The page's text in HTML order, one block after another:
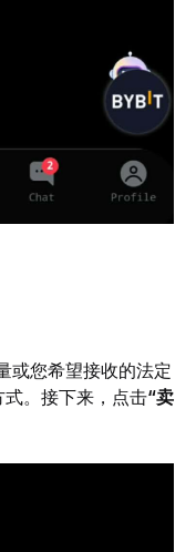
或您希望接收的法定
。接下来，点击“卖